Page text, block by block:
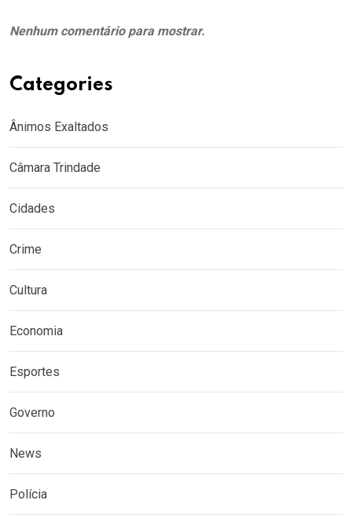
Nenhum comentário para mostrar.
Categories
Ânimos Exaltados
Câmara Trindade
Cidades
Crime
Cultura
Economia
Esportes
Governo
News
Polícia